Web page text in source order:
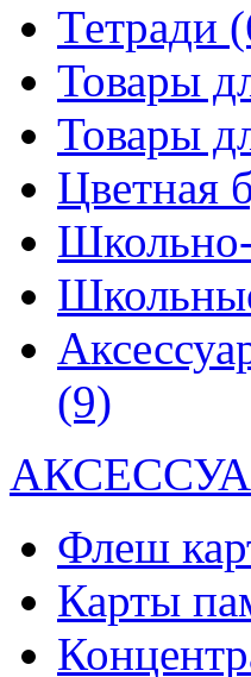
Тетради
Товары
Товары
Цветная
(9)
Флеш
Карты